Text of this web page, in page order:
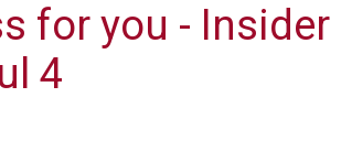
for you -
4